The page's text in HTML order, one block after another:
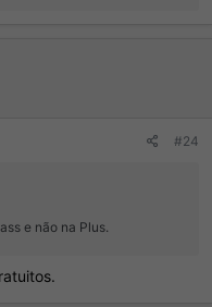
#24
e não na Plus.